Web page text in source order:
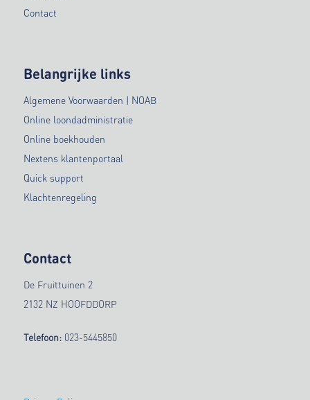
Contact
Belangrijke links
Algemene Voorwaarden | NOAB
Online loondadministratie
Online boekhouden
Nextens klantenportaal
Quick support
Klachtenregeling
Contact
De Fruittuinen 2
2132 NZ HOOFDDORP
Telefoon:023-5445850